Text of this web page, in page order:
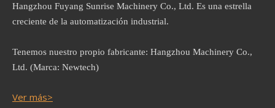
Preguntar Preguntar
Hangzhou Fuyang Sunrise Machinery Co., Ltd. Es una estrella
creciente de la automatización industrial.
Tenemos nuestro propio fabricante: Hangzhou Machinery Co.,
Ltd. (Marca: Newtech)
Ver más>